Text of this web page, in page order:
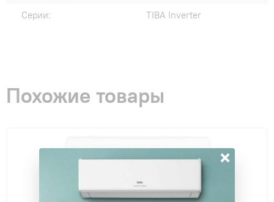
Серии:
TIBA Inverter
Похожие товары
×